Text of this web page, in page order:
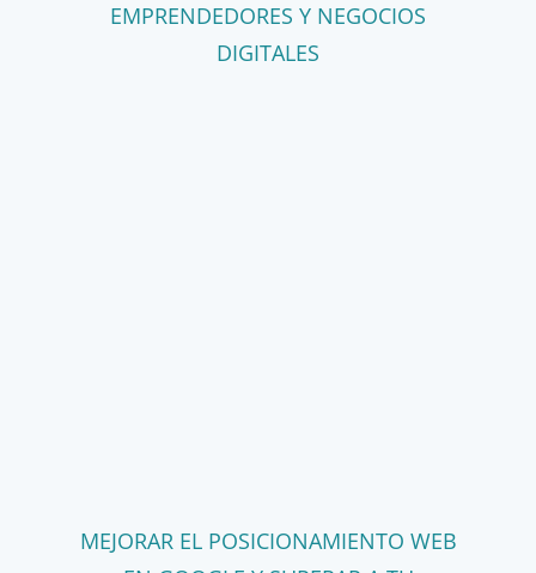
EMPRENDEDORES Y NEGOCIOS
DIGITALES
MEJORAR EL POSICIONAMIENTO WEB